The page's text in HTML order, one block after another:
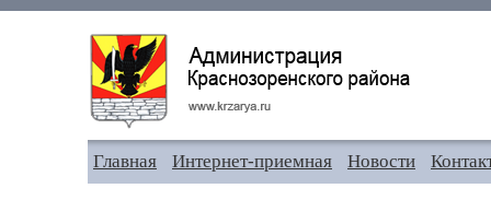
Главная Интернет-приемная Новости